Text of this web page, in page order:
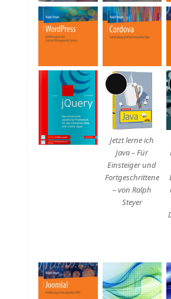
Lange
Jetzt lerne ich
Java – Für
Einsteiger und
Fortgeschrittene
– von Ralph
Steyer